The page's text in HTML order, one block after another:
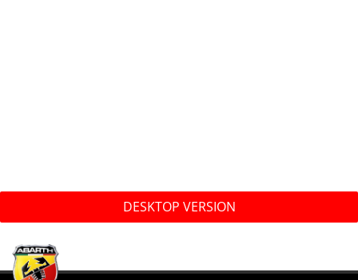
DESKTOP VERSION